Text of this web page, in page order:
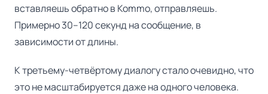
вставляешь обратно в Kommo, отправляешь.
Примерно 30–120 секунд на сообщение, в
зависимости от длины.
К третьему-четвёртому диалогу стало очевидно, что
это не масштабируется даже на одного человека.